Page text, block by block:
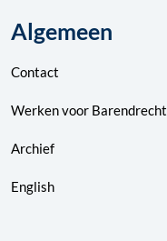
Algemeen
Contact
Werken voor Barendrecht
Archief
English